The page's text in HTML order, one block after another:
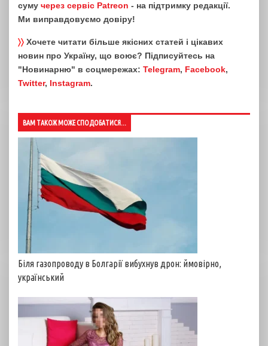
суму через сервіс Patreon - на підтримку редакції.
Ми виправдовуємо довіру!
〉〉 Хочете читати більше якісних статей і цікавих
новин про Україну, що воює? Підписуйтесь на
"Новинарню" в соцмережах: Telegram, Facebook,
Twitter, Instagram.
ВАМ ТАКОЖ МОЖЕ СПОДОБАТИСЯ...
Біля газопроводу в Болгарії вибухнув дрон: ймовірно,
український